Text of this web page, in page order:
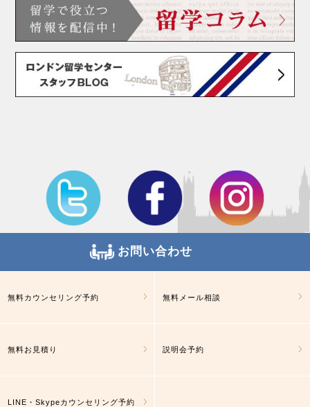
お問い合わせ
無料カウンセリング予約 無料メール相談
無料お見積り 説明会予約
LINE・Skypeカウンセリング予約